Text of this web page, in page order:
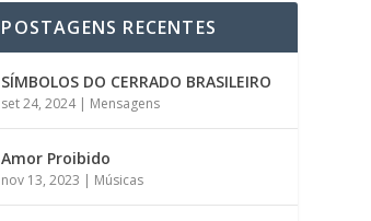
POSTAGENS RECENTES
SÍMBOLOS DO CERRADO BRASILEIRO
set 24, 2024| Mensagens
Amor Proibido
nov 13, 2023 | Músicas